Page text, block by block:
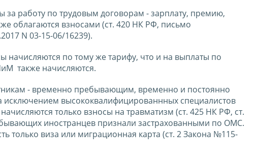
работу по трудовым договорам - зарплату, премию,
облагаются взносами (ст. 420 НК РФ, письмо
N 03-15-06/16239).
по тому же тарифу, что и на выплаты по
также начисляются.
- временно пребывающим, временно и постоянно
высококвалифицированнных специалистов
только взносы на травматизм (ст. 425 НК РФ, ст.
иностранцев признали застрахованными по ОМС.
только виза или миграционная карта (ст. 2 Закона №115-